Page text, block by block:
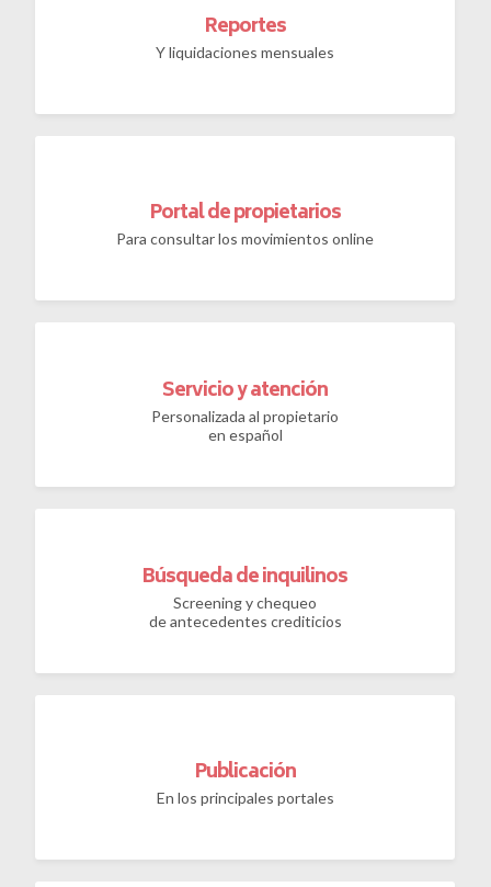
Reportes
Y liquidaciones mensuales
Portal de propietarios
Para consultar los movimientos online
Servicio y atención
Personalizada al propietario
en español
Búsqueda de inquilinos
Screening y chequeo
de antecedentes crediticios
Publicación
En los principales portales